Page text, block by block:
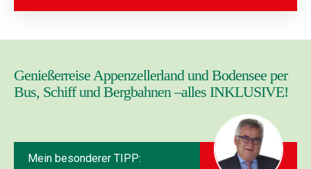
Genießerreise Appenzellerland und Bodensee per
Bus, Schiff und Bergbahnen –alles INKLUSIVE!
Mein besonderer TIPP: